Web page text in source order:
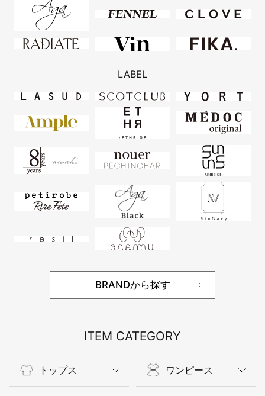
LABEL
BRANDから探す
ITEM CATEGORY
トップス ワンピース